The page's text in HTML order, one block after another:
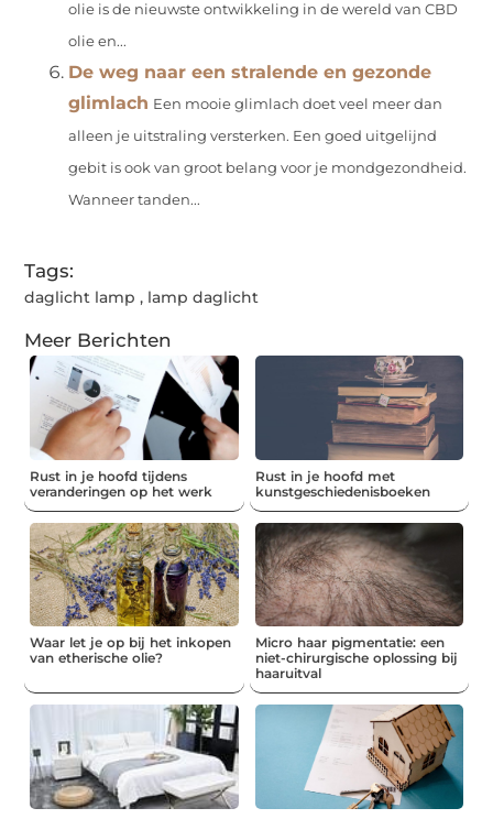
olie is de nieuwste ontwikkeling in de wereld van CBD
olie en...
De weg naar een stralende en gezonde
glimlach Een mooie glimlach doet veel meer dan
alleen je uitstraling versterken. Een goed uitgelijnd
gebit is ook van groot belang voor je mondgezondheid.
Wanneer tanden...
Tags:
daglicht lamp , lamp daglicht
Meer Berichten
Rust in je hoofd tijdens
veranderingen op het werk
Rust in je hoofd met
kunstgeschiedenisboeken
Waar let je op bij het inkopen
van etherische olie?
Micro haar pigmentatie: een
niet-chirurgische oplossing bij
haaruitval